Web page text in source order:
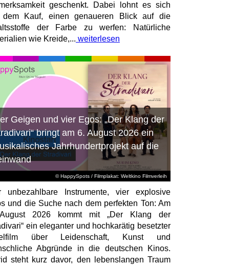
geschenkt. Dabei lohnt es sich
dem Kauf, einen genaueren Blick auf die
der Farbe zu werfen: Natürliche
wie Kreide,... weiterlesen
© HappySpots / Filmplakat: Weltkino Filmverleih
Geigen und vier Egos: „Der Klang der
bringt am 6. August 2026 ein
Jahrhundertprojekt auf die
unbezahlbare Instrumente, vier explosive
und die Suche nach dem perfekten Ton: Am
2026 kommt mit „Der Klang der
ein eleganter und hochkarätig besetzter
über Leidenschaft, Kunst und
Abgründe in die deutschen Kinos.
steht kurz davor, den lebenslangen Traum